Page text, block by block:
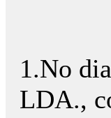
1.No
LDA.,